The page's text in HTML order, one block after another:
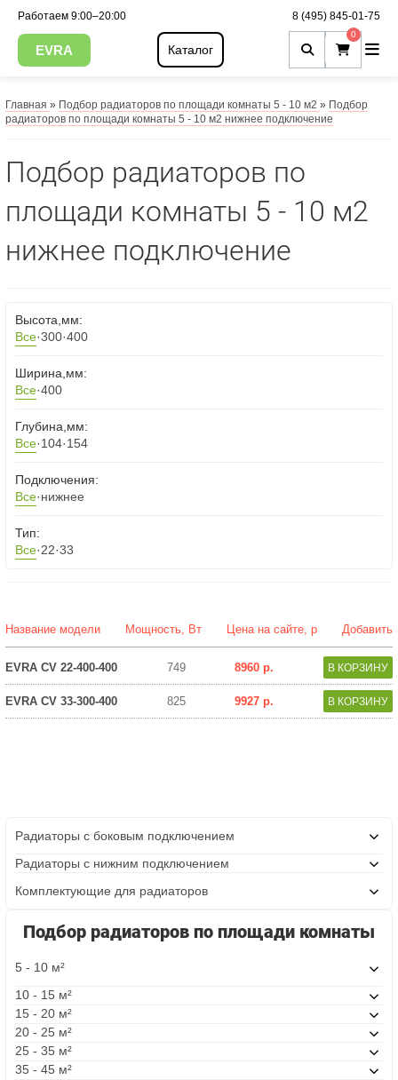
Работаем 9:00–20:00 8 (495) 845-01-75
EVRA Каталог
0
Главная » Подбор радиаторов по площади комнаты 5 - 10 м2 » Подбор
радиаторов по площади комнаты 5 - 10 м2 нижнее подключение
Подбор радиаторов по
площади комнаты 5 - 10 м2
нижнее подключение
Высота,мм:
Все·300·400
Ширина,мм:
Все·400
Глубина,мм:
Все·104·154
Подключения:
Все·нижнее
Тип:
Все·22·33
Название модели Мощность, Вт Цена на сайте, р Добавить
EVRA CV 22-400-400 749 8960 р.
EVRA CV 33-300-400 825 9927 р.
Радиаторы с боковым подключением
Радиаторы с нижним подключением
Комплектующие для радиаторов
Подбор радиаторов по площади комнаты
5 - 10 м²
10 - 15 м²
15 - 20 м²
20 - 25 м²
25 - 35 м²
35 - 45 м²